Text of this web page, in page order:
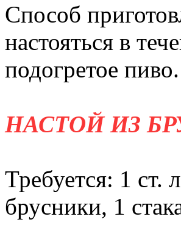
Способ
настояться в
подогретое
НАСТОЙ ИЗ
Требуется: 1 ст.
брусники, 1